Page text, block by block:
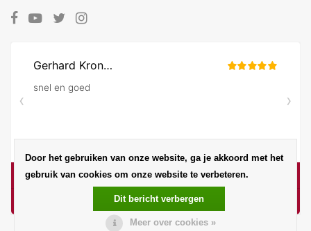
Door het gebruiken van onze website, ga je akkoord met het
gebruik van cookies om onze website te verbeteren.
Dit bericht verbergen
Meer over cookies »